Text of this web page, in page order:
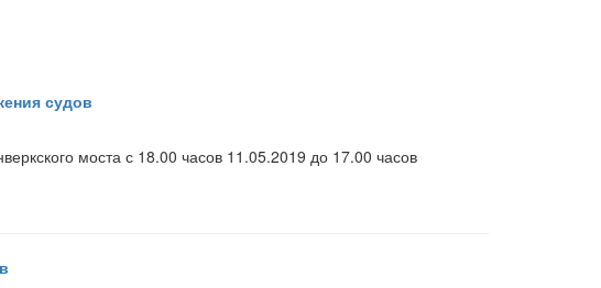
судов
моста с 18.00 часов 11.05.2019 до 17.00 часов